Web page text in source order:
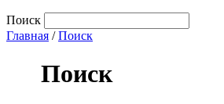
Поиск
Главная /Поиск
Поиск